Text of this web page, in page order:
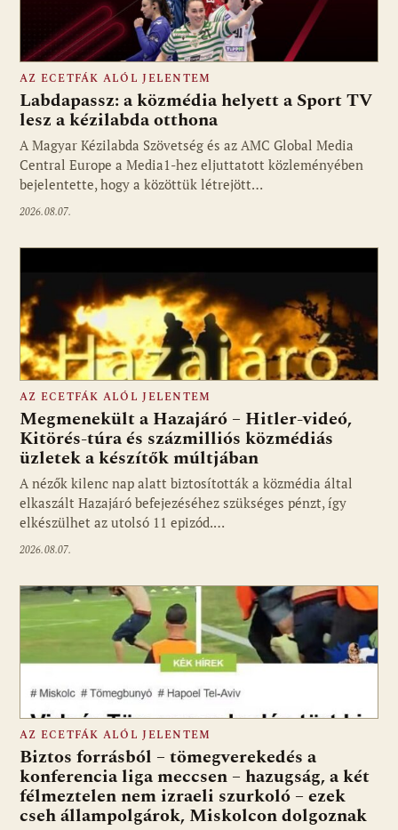
Fotó: media1.hu
AZ ECETFÁK ALÓL JELENTEM
Labdapassz: a közmédia helyett a Sport TV
lesz a kézilabda otthona
A Magyar Kézilabda Szövetség és az AMC Global Media
Central Europe a Media1-hez eljuttatott közleményében
bejelentette, hogy a közöttük létrejött…
2026.08.07.
Fotó: media1.hu
AZ ECETFÁK ALÓL JELENTEM
Megmenekült a Hazajáró – Hitler-videó,
Kitörés-túra és százmilliós közmédiás
üzletek a készítők múltjában
A nézők kilenc nap alatt biztosították a közmédia által
elkaszált Hazajáró befejezéséhez szükséges pénzt, így
elkészülhet az utolsó 11 epizód.…
2026.08.07.
AZ ECETFÁK ALÓL JELENTEM
Biztos forrásból – tömegverekedés a
konferencia liga meccsen – hazugság, a két
félmeztelen nem izraeli szurkoló – ezek
cseh állampolgárok, Miskolcon dolgoznak